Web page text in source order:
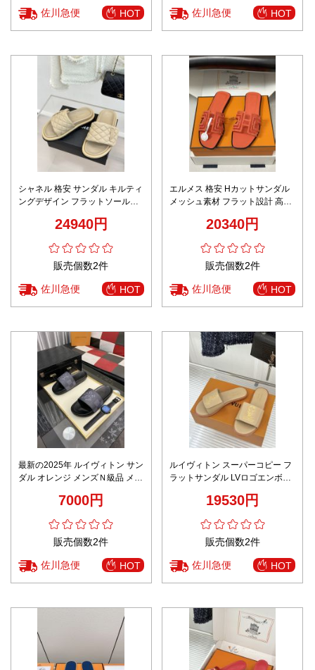
佐川急便 HOT 佐川急便 HOT
シャネル 格安 サンダル キルティ
ングデザイン フラットソール仕
24940円
販売個数2件
佐川急便 HOT
エルメス 格安 Hカットサンダル
メッシュ素材 フラット設計 高評
20340円
販売個数2件
佐川急便 HOT
最新の2025年 ルイヴィトン サン
ダル オレンジ メンズＮ級品 メン
ズ ブラック7000円
販売個数2件
佐川急便 HOT
ルイヴィトン スーパーコピー フ
ラットサンダル LVロゴエンボス
19530円
販売個数2件
佐川急便 HOT